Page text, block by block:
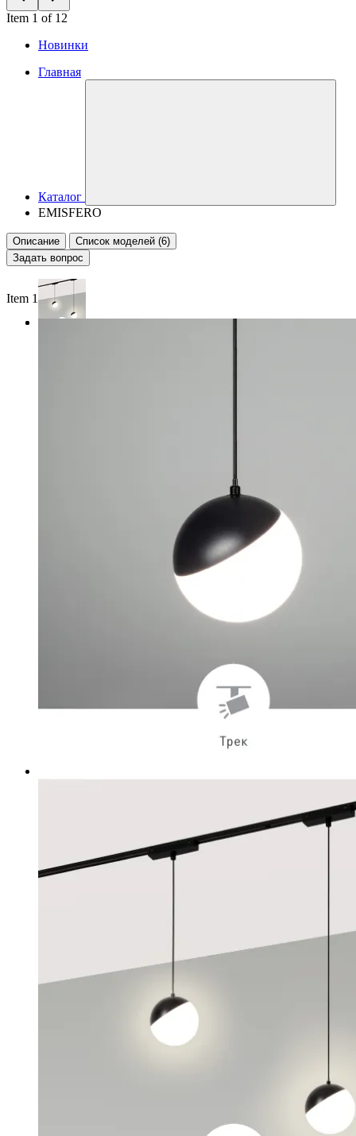
Item 1 of 12
Новинки
Главная
Каталог
EMISFERO
Описание
Список моделей (6)
Задать вопрос
Item 1 of 2